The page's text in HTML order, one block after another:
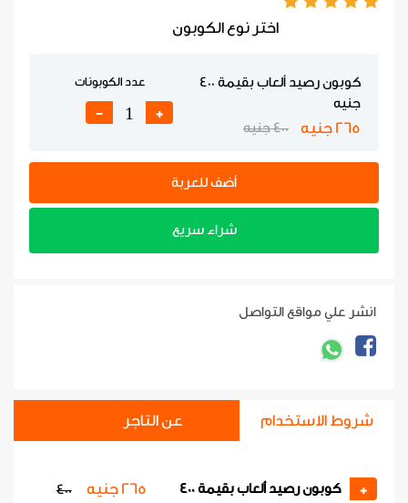
اختر نوع الكوبون
كوبون رصيد ألعاب بقيمة 400
جنيه
265 جنيه 400 جنيه
عدد الكوبونات
+
-
أضف للعربة
شراء سريع
انشر علي مواقع التواصل
شروط الاستخدام عن التاجر
+
كوبون رصيد ألعاب بقيمة 400
265 جنيه
400